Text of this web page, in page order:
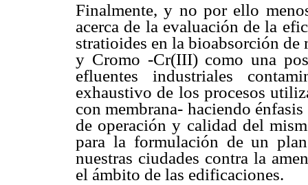
Finalmente, y no por ello
acerca de la evaluación de la
stratioides en la bioabsorción de
y Cromo -Cr(III) como una
efluentes industriales
exhaustivo de los procesos
con membrana- haciendo
de operación y calidad del
para la formulación de un
nuestras ciudades contra la
el ámbito de las edificaciones.